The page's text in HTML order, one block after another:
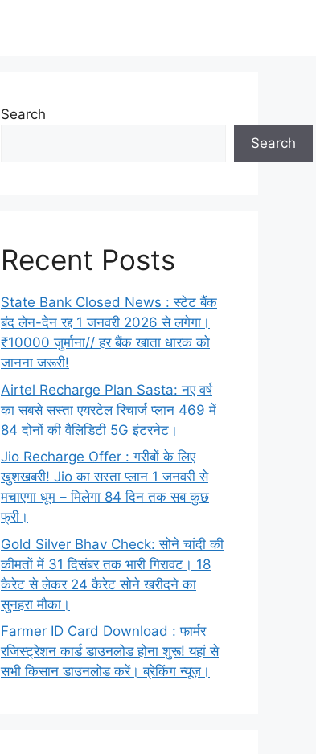
Search
Search
Recent Posts
State Bank Closed News : स्टेट बैंक
बंद लेन-देन रद्द 1 जनवरी 2026 से लगेगा।
₹10000 जुर्माना// हर बैंक खाता धारक को
जानना जरूरी!
Airtel Recharge Plan Sasta: नए वर्ष
का सबसे सस्ता एयरटेल रिचार्ज प्लान 469 में
84 दोनों की वैलिडिटी 5G इंटरनेट।
Jio Recharge Offer : गरीबों के लिए
खुशखबरी! Jio का सस्ता प्लान 1 जनवरी से
मचाएगा धूम – मिलेगा 84 दिन तक सब कुछ
फ्री।
Gold Silver Bhav Check: सोने चांदी की
कीमतों में 31 दिसंबर तक भारी गिरावट। 18
कैरेट से लेकर 24 कैरेट सोने खरीदने का
सुनहरा मौका।
Farmer ID Card Download : फार्मर
रजिस्ट्रेशन कार्ड डाउनलोड होना शुरू! यहां से
सभी किसान डाउनलोड करें। ब्रेकिंग न्यूज़।